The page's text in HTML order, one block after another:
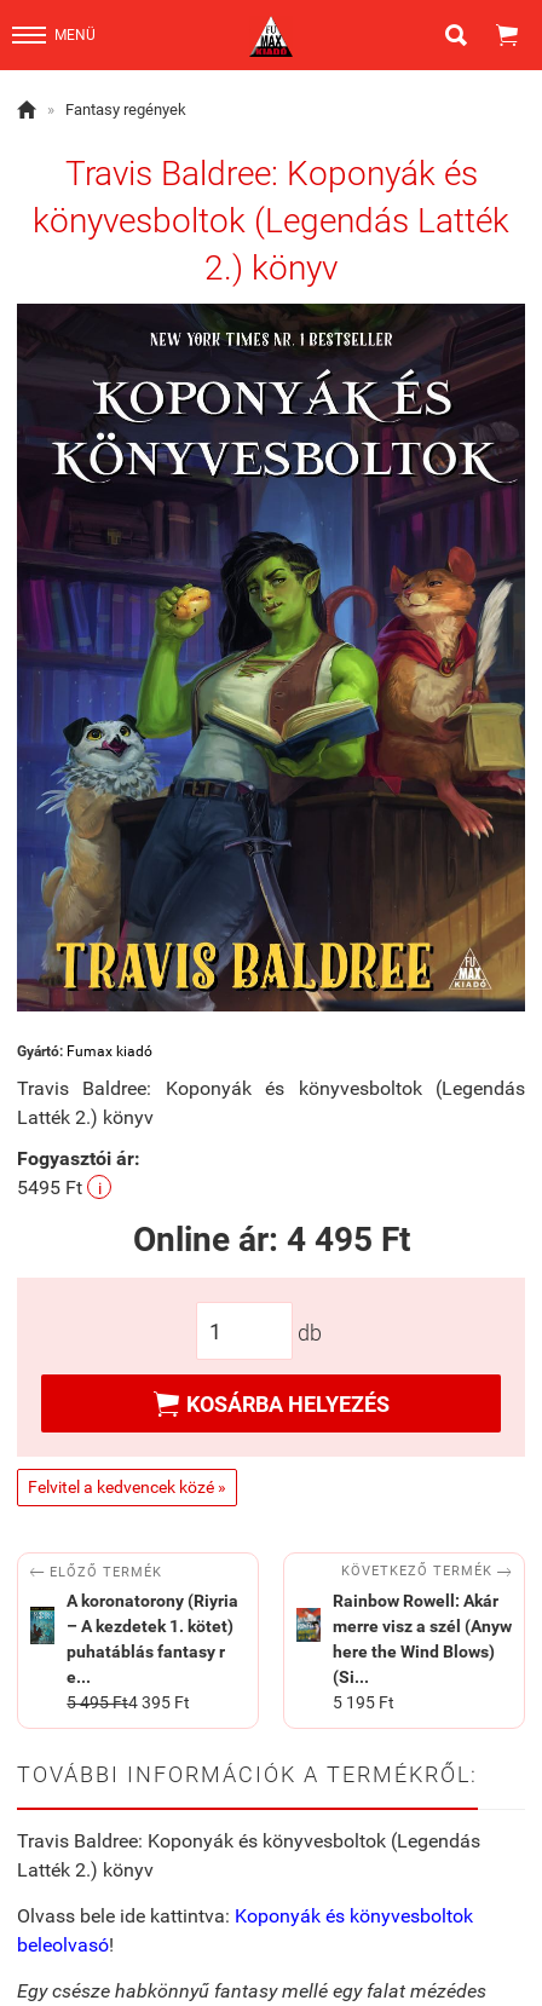
MENÜ  
 » Fantasy regények
Travis Baldree: Koponyák és
könyvesboltok (Legendás Latték
2.) könyv
Gyártó: Fumax kiadó
Travis Baldree: Koponyák és könyvesboltok (Legendás
Latték 2.) könyv
Fogyasztói ár:
5495 Ft
i
Online ár: 4 495 Ft
db
 KOSÁRBA HELYEZÉS
Felvitel a kedvencek közé »
 ELŐZŐ TERMÉK
A koronatorony (Riyria
– A kezdetek 1. kötet)
puhatáblás fantasy r
e...
5 495 Ft4 395 Ft
KÖVETKEZŐ TERMÉK 
Rainbow Rowell: Akár
merre visz a szél (Anyw
here the Wind Blows)
(Si...
5 195 Ft
TOVÁBBI INFORMÁCIÓK A TERMÉKRŐL:
Travis Baldree: Koponyák és könyvesboltok (Legendás
Latték 2.) könyv
Olvass bele ide kattintva: Koponyák és könyvesboltok
beleolvasó!
Egy csésze habkönnyű fantasy mellé egy falat mézédes